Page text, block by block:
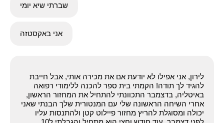
שברתי שיא יומי
אני באקסטזה
לירון, אני אפילו לא יודעת אם את מכירה אותי, אבל חייבת
להגיד לך תודה! הקמתי בית ספר להכנה ללימודי רפואה
באיטליה, בדצמבר התכוונתי להתחיל את המחזור הראשון,
אחרי השיחה הראשונה שלי עם המנטורית שלך הבנתי שאני
יכולה ומסוגלת להריץ מחזור פיילוט קטן ולהתנסות עליו